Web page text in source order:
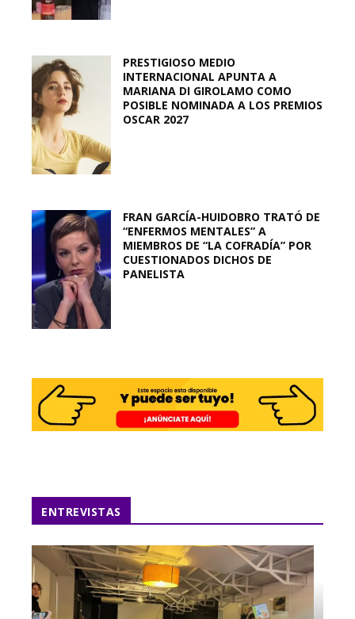
PRESTIGIOSO MEDIO
INTERNACIONAL APUNTA A
MARIANA DI GIROLAMO COMO
POSIBLE NOMINADA A LOS PREMIOS
OSCAR 2027
FRAN GARCÍA-HUIDOBRO TRATÓ DE
“ENFERMOS MENTALES” A
MIEMBROS DE “LA COFRADÍA” POR
CUESTIONADOS DICHOS DE
PANELISTA
ENTREVISTAS